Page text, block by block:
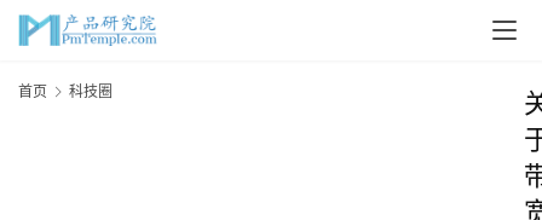
首页 科技圈